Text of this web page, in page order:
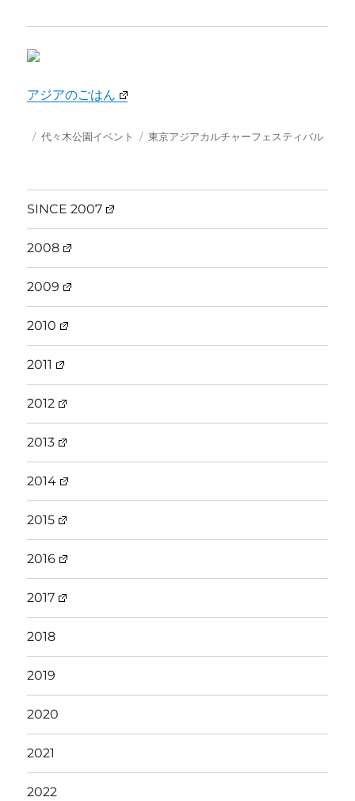
アジアのごはん
投 カ
ー
代々木公園イベント
タ
東京アジアカルチャーフェスティバル
SINCE 2007
2008
2009
2010
2011
2012
2013
2014
2015
2016
2017
2018
2019
2020
2021
2022